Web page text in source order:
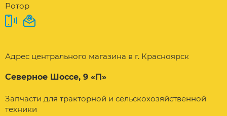
Ротор
Адрес центрального магазина в г. Красноярск
Северное Шоссе, 9 «П»
Запчасти для тракторной и сельскохозяйственной
техники